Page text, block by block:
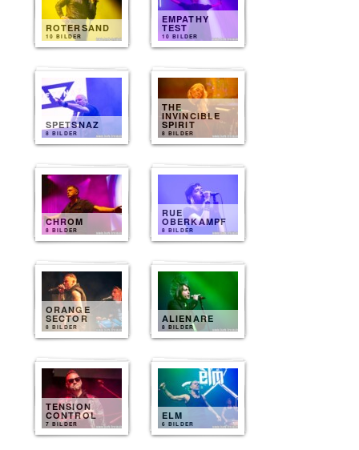
ROTERSAND
10 BILDER
EMPATHY
TEST
10 BILDER
SPETSNAZ
8 BILDER
THE
INVINCIBLE
SPIRIT
8 BILDER
CHROM
8 BILDER
RUE
OBERKAMPF
8 BILDER
ORANGE
SECTOR
8 BILDER
ALIENARE
8 BILDER
TENSION
CONTROL
7 BILDER
ELM
6 BILDER